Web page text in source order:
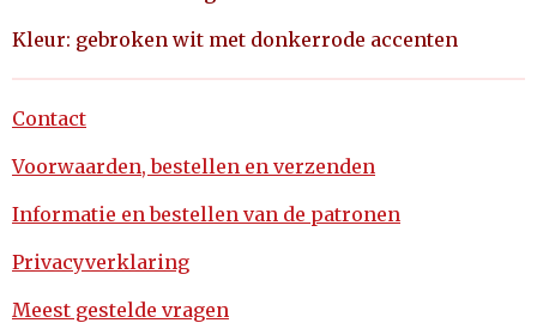
Kleur: gebroken wit met donkerrode accenten
Contact
Voorwaarden, bestellen en verzenden
Informatie en bestellen van de patronen
Privacyverklaring
Meest gestelde vragen